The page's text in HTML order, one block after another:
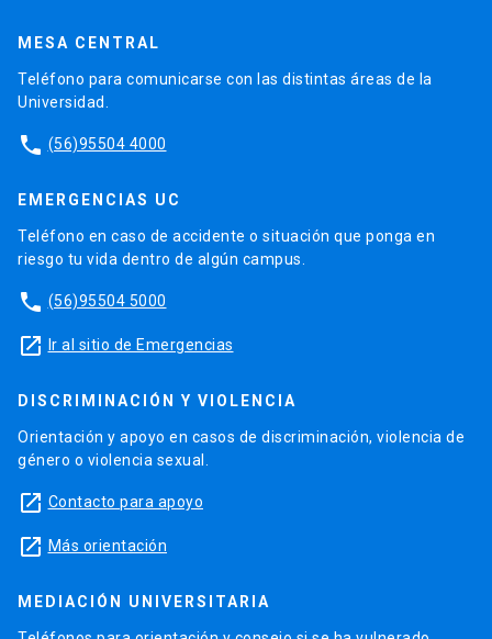
MESA CENTRAL
Teléfono para comunicarse con las distintas áreas de la
Universidad.
phone (56)95504 4000
EMERGENCIAS UC
Teléfono en caso de accidente o situación que ponga en
riesgo tu vida dentro de algún campus.
phone (56)95504 5000
launch Ir al sitio de Emergencias
DISCRIMINACIÓN Y VIOLENCIA
Orientación y apoyo en casos de discriminación, violencia de
género o violencia sexual.
launch Contacto para apoyo
launch Más orientación
MEDIACIÓN UNIVERSITARIA